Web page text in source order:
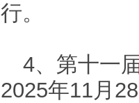
行。
4、第十一
2025年11月